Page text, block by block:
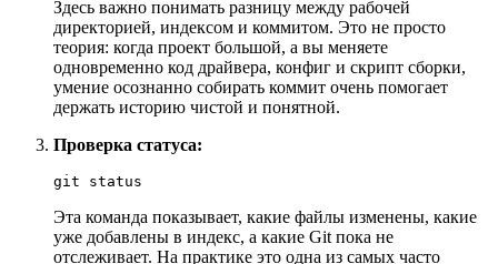
Здесь важно понимать разницу между рабочей
директорией, индексом и коммитом. Это не просто
теория: когда проект большой, а вы меняете
одновременно код драйвера, конфиг и скрипт сборки,
умение осознанно собирать коммит очень помогает
держать историю чистой и понятной.
Проверка статуса:
git status
Эта команда показывает, какие файлы изменены, какие
уже добавлены в индекс, а какие Git пока не
отслеживает. На практике это одна из самых часто